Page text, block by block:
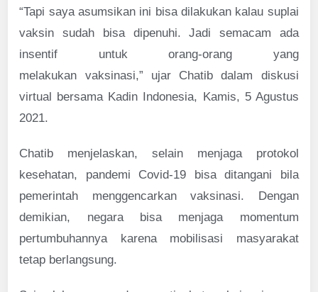
“Tapi saya asumsikan ini bisa dilakukan kalau suplai
vaksin sudah bisa dipenuhi. Jadi semacam ada
insentif untuk orang-orang yang
melakukan vaksinasi,” ujar Chatib dalam diskusi
virtual bersama Kadin Indonesia, Kamis, 5 Agustus
2021.
Chatib menjelaskan, selain menjaga protokol
kesehatan, pandemi Covid-19 bisa ditangani bila
pemerintah menggencarkan vaksinasi. Dengan
demikian, negara bisa menjaga momentum
pertumbuhannya karena mobilisasi masyarakat
tetap berlangsung.